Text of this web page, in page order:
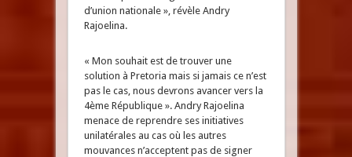
d’union nationale », révèle Andry
Rajoelina.
« Mon souhait est de trouver une
solution à Pretoria mais si jamais ce n’est
pas le cas, nous devrons avancer vers la
4ème République ». Andry Rajoelina
menace de reprendre ses initiatives
unilatérales au cas où les autres
mouvances n’acceptent pas de signer